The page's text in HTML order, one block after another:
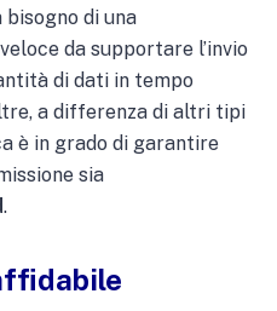
di una
da supportare l’invio
di dati in tempo
a differenza di altri tipi
è in grado di garantire
sia
.